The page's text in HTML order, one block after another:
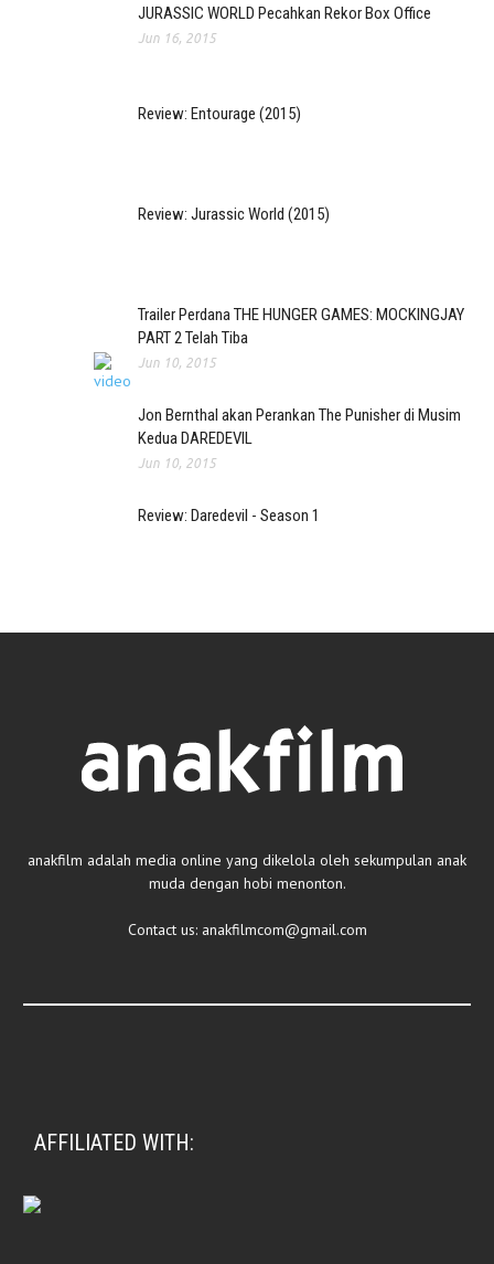
JURASSIC WORLD Pecahkan Rekor Box Office
Jun 16, 2015
Review: Entourage (2015)
Review: Jurassic World (2015)
Trailer Perdana THE HUNGER GAMES: MOCKINGJAY
PART 2 Telah Tiba
Jun 10, 2015
Jon Bernthal akan Perankan The Punisher di Musim
Kedua DAREDEVIL
Jun 10, 2015
Review: Daredevil - Season 1
anakfilm adalah media online yang dikelola oleh sekumpulan anak
muda dengan hobi menonton.
Contact us: anakfilmcom@gmail.com
AFFILIATED WITH: